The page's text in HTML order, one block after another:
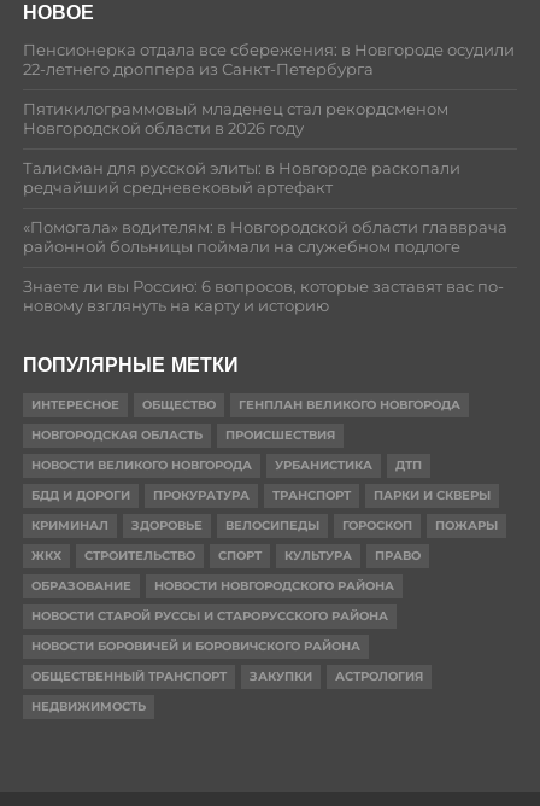
НОВОЕ
Пенсионерка отдала все сбережения: в Новгороде осудили
22-летнего дроппера из Санкт-Петербурга
Пятикилограммовый младенец стал рекордсменом
Новгородской области в 2026 году
Талисман для русской элиты: в Новгороде раскопали
редчайший средневековый артефакт
«Помогала» водителям: в Новгородской области главврача
районной больницы поймали на служебном подлоге
Знаете ли вы Россию: 6 вопросов, которые заставят вас по-
новому взглянуть на карту и историю
ПОПУЛЯРНЫЕ МЕТКИ
ИНТЕРЕСНОЕ ОБЩЕСТВО
ГЕНПЛАН ВЕЛИКОГО НОВГОРОДА
НОВГОРОДСКАЯ ОБЛАСТЬ
ПРОИСШЕСТВИЯ
НОВОСТИ ВЕЛИКОГО НОВГОРОДА
УРБАНИСТИКА
ДТП
БДД И ДОРОГИ
ПРОКУРАТУРА ТРАНСПОРТ
ПАРКИ И СКВЕРЫ
КРИМИНАЛ
ЗДОРОВЬЕ ВЕЛОСИПЕДЫ ГОРОСКОП
ПОЖАРЫ
ЖКХ
СТРОИТЕЛЬСТВО СПОРТ КУЛЬТУРА
ПРАВО
ОБРАЗОВАНИЕ
НОВОСТИ НОВГОРОДСКОГО РАЙОНА
НОВОСТИ СТАРОЙ РУССЫ И СТАРОРУССКОГО РАЙОНА
НОВОСТИ БОРОВИЧЕЙ И БОРОВИЧСКОГО РАЙОНА
ОБЩЕСТВЕННЫЙ ТРАНСПОРТ
ЗАКУПКИ
АСТРОЛОГИЯ
НЕДВИЖИМОСТЬ